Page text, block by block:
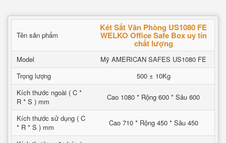
Tên sản phẩm
Két Sắt Văn Phòng US1080 FE
WELKO Office Safe Box uy tín
chất lượng
Model
Mỹ AMERICAN SAFES US1080 FE
Trọng lượng
500 ± 10Kg
Kích thước ngoài ( C *
R * S ) mm
Cao 1080 * Rộng 600 * Sâu 600
Kích thước sử dụng ( C
* R * S ) mm
Cao 710 * Rộng 450 * Sâu 450